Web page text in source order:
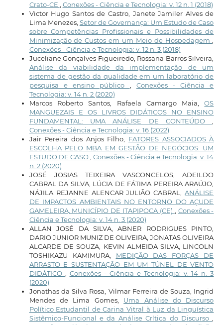
Crato-CE
Conexões - Ciência e Tecnologia: v. 12 n. 1 (2018)
Victor Hugo Santos de Castro, Janete Jamiler Alves de
Lima Menezes, Setor de Governança: Um Estudo de Caso
sobre Competências Profissionais e Possibilidades de
Minimização de Custos em um Meio de Hospedagem
Conexões - Ciência e Tecnologia: v. 12 n. 3 (2018)
Juceliane Gonçalves Figueiredo, Rossana Barros Silveira,
Análise da viabilidade da implementação de um
sistema de gestão da qualidade em um laboratório de
pesquisa e ensino público
Conexões - Ciência e
Tecnologia: v. 14 n. 2 (2020)
Marcos Roberto Santos, Rafaela Camargo Maia,OS
MANGUEZAIS E OS LIVROS DIDÁTICOS NO ENSINO
FUNDAMENTAL: UMA ANÁLISE DE CONTEÚDO
Conexões - Ciência e Tecnologia: v. 16 (2022)
Jair Pereira dos Anjos Filho, FATORES ASSOCIADOS À
ESCOLHA PELO MBA EM GESTÃO DE NEGÓCIOS: UM
ESTUDO DE CASO ,Conexões - Ciência e Tecnologia: v. 14
n. 2 (2020)
JOSÉ JOSIAS TEIXEIRA VASCONCELOS, ADEILDO
CABRAL DA SILVA, LÚCIA DE FÁTIMA PEREIRA ARAÚJO,
NÁJILA REJANNE ALENCAR JULIÃO CABRAL,ANÁLISE
DE IMPACTOS AMBIENTAIS NO ENTORNO DO AÇUDE
GAMELEIRA, MUNICÍPIO DE ITAPIPOCA (CE)
Conexões -
Ciência e Tecnologia: v. 14 n. 3 (2020)
ALLAN JOSÉ DA SILVA, ABNER RODRIGUES PINTO,
DARIO JUNIOR MUNIZ DE OLIVEIRA, JONATAS OLIVEIRA
ALCARDE DE SOUZA, KEVIN ALMEIDA SILVA, LINCOLN
TOSHIKAZU KAMIMURA, MEDIÇÃO DAS FORÇAS DE
ARRASTO E SUSTENTAÇÃO EM UM TÚNEL DE VENTO
DIDÁTICO
Conexões - Ciência e Tecnologia: v. 14 n. 3
(2020)
Jonathas da Silva Rosa, Vilmar Ferreira de Souza, Ingrid
Mendes de Lima Gomes, Uma Análise do Discurso
Político Estudantil de Carina Vitral à Luz da Linguística
Sistêmico-Funcional e da Análise Crítica do Discurso